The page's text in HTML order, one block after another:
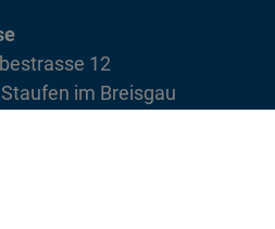
12
im Breisgau